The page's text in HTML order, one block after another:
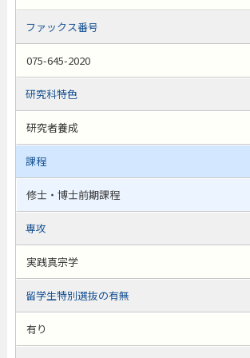
ファックス番号
075-645-2020
研究科特色
研究者養成
課程
修士・博士前期課程
専攻
実践真宗学
留学生特別選抜の有無
有り